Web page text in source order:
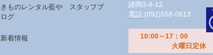
きものレンタル藍や スタッフブ
ログ
新着情報
諸岡3-8-12
電話:(092)558-0613
10:00～17：00
火曜日定休